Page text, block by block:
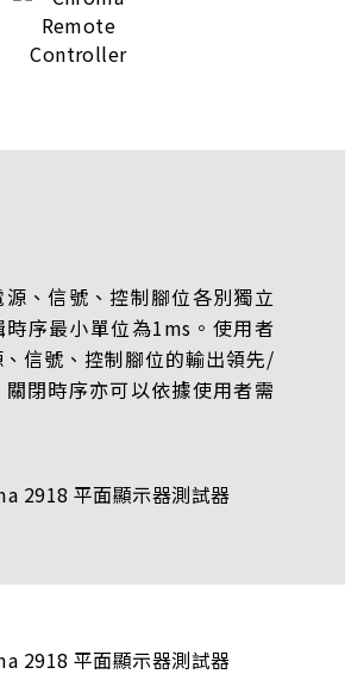
、信號、控制腳位各別獨立
序最小單位為1ms。使用者
信號、控制腳位的輸出領先/
閉時序亦可以依據使用者需